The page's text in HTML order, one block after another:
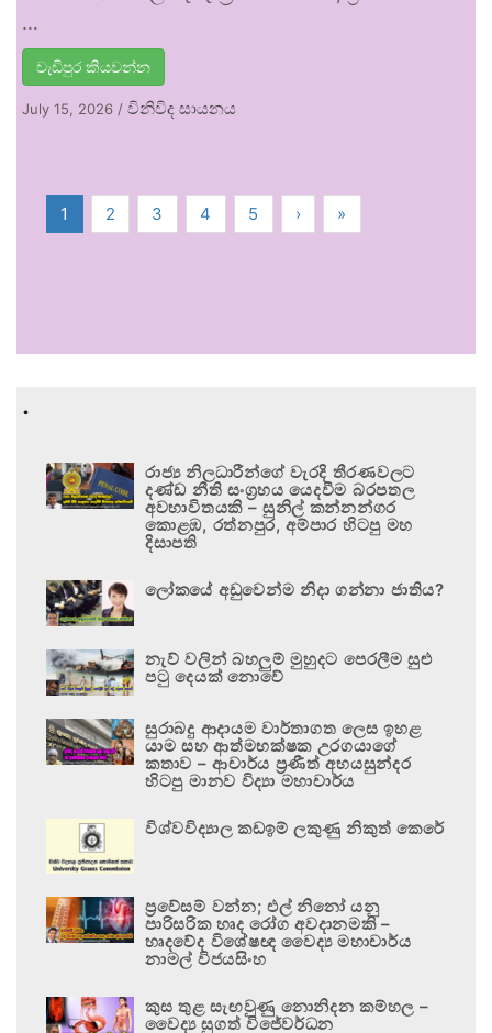
…
වැඩිපුර කියවන්න
July 15, 2026 / විනිවිද සායනය
1 2 3 4 5 › »
.
රාජ්‍ය නිලධාරීන්ගේ වැරදි තීරණවලට
දණ්ඩ නීති සංග්‍රහය යෙදවීම බරපතල
අවභාවිතයකි – සුනිල් කන්නන්ගර
කොළඹ, රත්නපුර, අම්පාර හිටපු මහ
දිසාපති
ලෝකයේ අඩුවෙන්ම නිදා ගන්නා ජාතිය?
නැව් වලින් බහලුම් මුහුදට පෙරලීම සුළු
පටු දෙයක් නොවේ
සුරාබදු ආදායම වාර්තාගත ලෙස ඉහළ
යාම සහ ආත්මභක්ෂක උරගයාගේ
කතාව – ආචාර්ය ප්‍රණීත් අභයසුන්දර
හිටපු මානව විද්‍යා මහාචාර්ය
විශ්වවිද්‍යාල කඩඉම් ලකුණු නිකුත් කෙරේ
ප්‍රවේසම් වන්න; එල් නිනෝ යනු
පාරිසරික හෘද රෝග අවදානමකි –
හෘදවේද විශේෂඥ වෛද්‍ය මහාචාර්ය
නාමල් විජයසිංහ
කුස තුළ සැඟවුණු නොනිදන කම්හල –
වෛද්‍ය සුගත් විජේවර්ධන